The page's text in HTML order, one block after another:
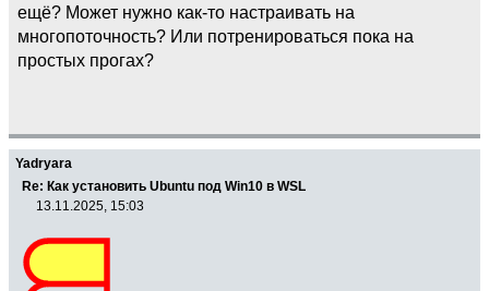
ещё? Может нужно как-то настраивать на
многопоточность? Или потренироваться пока на
простых прогах?
Yadryara
Re: Как установить Ubuntu под Win10 в WSL
13.11.2025, 15:03